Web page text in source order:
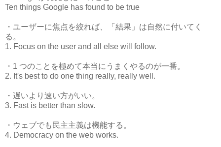
Ten things Google has found to be true
・ユーザーに焦点を絞れば、「結果」は自然に付いてく
る。
1. Focus on the user and all else will follow.
・1 つのことを極めて本当にうまくやるのが一番。
2. It's best to do one thing really, really well.
・遅いより速い方がいい。
3. Fast is better than slow.
・ウェブでも民主主義は機能する。
4. Democracy on the web works.